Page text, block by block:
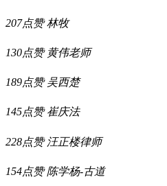
207点赞 林牧
130点赞 黄伟老师
189点赞 吴西楚
145点赞 崔庆法
228点赞 汪正楼律师
154点赞 陈学杨-古道